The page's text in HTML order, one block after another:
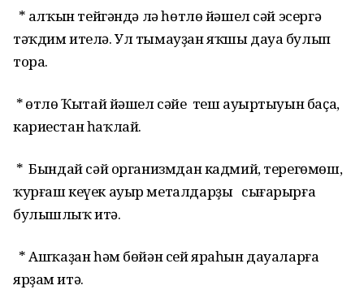
* Һалҡын тейгәндә лә һөтлө йәшел сәй эсергә
тәҡдим ителә. Ул тымауҙан яҡшы дауа булып
тора.
* Һөтлө Ҡытай йәшел сәйе теш ауыртыуын баҫа,
кариестан һаҡлай.
* Бындай сәй организмдан кадмий, терегөмөш,
ҡурғаш кеүек ауыр металдарҙы сығарырға
булышлыҡ итә.
* Ашҡаҙан һәм бөйән сей яраһын дауаларға
ярҙам итә.